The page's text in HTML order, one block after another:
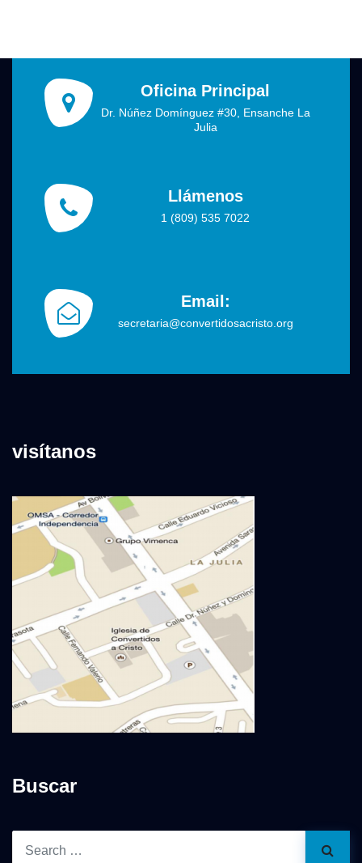
Oficina Principal
Dr. Núñez Domínguez #30, Ensanche La
Julia
Llámenos
1 (809) 535 7022
Email:
secretaria@convertidosacristo.org
visítanos
Buscar